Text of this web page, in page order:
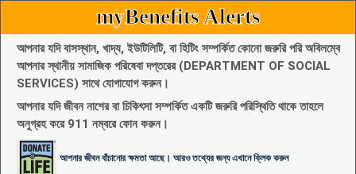
myBenefits Alerts
আপনার যদি বাসস্থান, খাদ্য, ইউটিলিটি, বা হিটিং সম্পর্কিত কোনো জরুরি পরি অবিলম্বে
আপনার স্থানীয় সামাজিক পরিষেবা দপ্তরের (DEPARTMENT OF SOCIAL
SERVICES) সাথে যোগাযোগ করুন।
আপনার যদি জীবন নাশের বা চিকিৎসা সম্পর্কিত একটি জরুরি পরিস্থিতি থাকে তাহলে
অনুগ্রহ করে 911 নম্বরে ফোন করুন।
আপনার জীবন বাঁচানোর ক্ষমতা আছে। আরও তথ্যের জন্য এখানে ক্লিক করুন